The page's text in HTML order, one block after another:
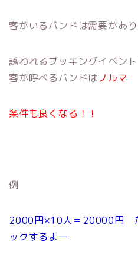
客がいるバンドは需要があり
誘われるブッキングイベン
客が呼べるバンドはノルマ
条件も良くなる！！
例
2000円×10人＝20000円
ックするよー